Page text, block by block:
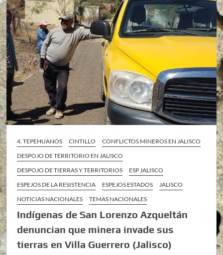
4. TEPEHUANOS CINTILLO
CONFLICTOS MINEROS EN JALISCO
DESPOJO DE TERRITORIO EN JALISCO
DESPOJO DE TIERRAS Y TERRITORIOS
ESP JALISCO
ESPEJOS DE LA RESISTENCIA
ESPEJOS ESTADOS
JALISCO
NOTICIAS NACIONALES
TEMAS NACIONALES
Indígenas de San Lorenzo Azqueltán
denuncian que minera invade sus
tierras en Villa Guerrero (Jalisco)